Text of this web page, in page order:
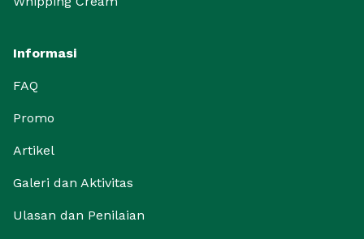
Informasi
FAQ
Promo
Artikel
Galeri dan Aktivitas
Ulasan dan Penilaian